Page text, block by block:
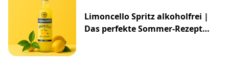
Limoncello Spritz alkoholfrei |
Das perfekte Sommer-Rezept